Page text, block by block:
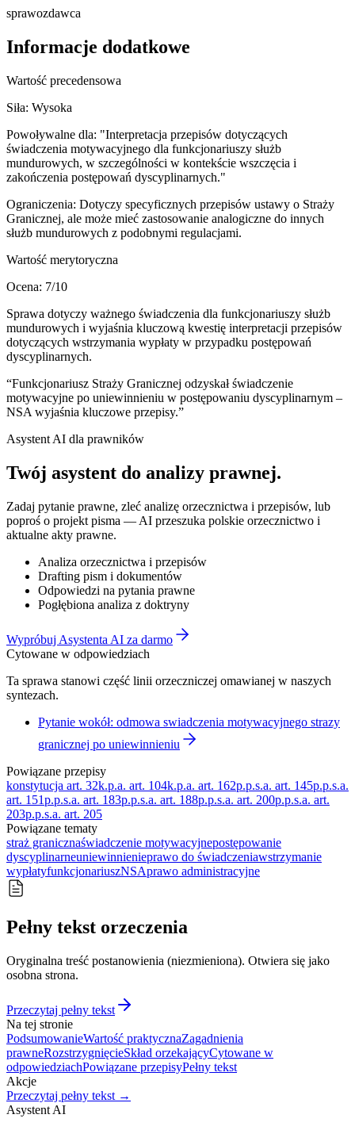
sprawozdawca
Informacje dodatkowe
Wartość precedensowa
Siła: Wysoka
Powoływalne dla: "Interpretacja przepisów dotyczących
świadczenia motywacyjnego dla funkcjonariuszy służb
mundurowych, w szczególności w kontekście wszczęcia i
zakończenia postępowań dyscyplinarnych."
Ograniczenia: Dotyczy specyficznych przepisów ustawy o Straży
Granicznej, ale może mieć zastosowanie analogiczne do innych
służb mundurowych z podobnymi regulacjami.
Wartość merytoryczna
Ocena: 7/10
Sprawa dotyczy ważnego świadczenia dla funkcjonariuszy służb
mundurowych i wyjaśnia kluczową kwestię interpretacji przepisów
dotyczących wstrzymania wypłaty w przypadku postępowań
dyscyplinarnych.
“Funkcjonariusz Straży Granicznej odzyskał świadczenie
motywacyjne po uniewinnieniu w postępowaniu dyscyplinarnym –
NSA wyjaśnia kluczowe przepisy.”
Asystent AI dla prawników
Twój asystent do analizy prawnej.
Zadaj pytanie prawne, zleć analizę orzecznictwa i przepisów, lub
poproś o projekt pisma — AI przeszuka polskie orzecznictwo i
aktualne akty prawne.
Analiza orzecznictwa i przepisów
Drafting pism i dokumentów
Odpowiedzi na pytania prawne
Pogłębiona analiza z doktryny
Wypróbuj Asystenta AI za darmo
Cytowane w odpowiedziach
Ta sprawa stanowi część linii orzeczniczej omawianej w naszych
syntezach.
Pytanie wokół: odmowa swiadczenia motywacyjnego strazy
granicznej po uniewinnieniu
Powiązane przepisy
konstytucja art. 32k.p.a. art. 104k.p.a. art. 162p.p.s.a. art. 145p.p.s.a.
art. 151p.p.s.a. art. 183p.p.s.a. art. 188p.p.s.a. art. 200p.p.s.a. art.
203p.p.s.a. art. 205
Powiązane tematy
straż granicznaświadczenie motywacyjnepostępowanie
dyscyplinarneuniewinnienieprawo do świadczeniawstrzymanie
wypłatyfunkcjonariuszNSAprawo administracyjne
Pełny tekst orzeczenia
Oryginalna treść postanowienia (niezmieniona). Otwiera się jako
osobna strona.
Przeczytaj pełny tekst
Na tej stronie
PodsumowanieWartość praktycznaZagadnienia
prawneRozstrzygnięcieSkład orzekającyCytowane w
odpowiedziachPowiązane przepisyPełny tekst
Akcje
Przeczytaj pełny tekst →
Asystent AI